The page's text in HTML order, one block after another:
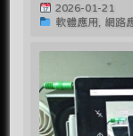
2026-01-21
軟體應用, 網路